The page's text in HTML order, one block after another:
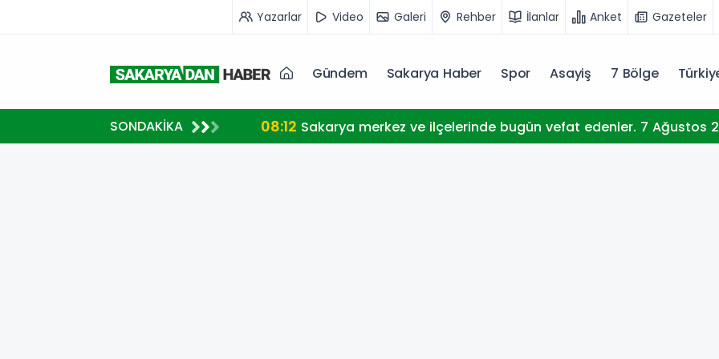
Yazarlar Video Galeri Rehber İlanlar Anket Gazeteler
Gündem Sakarya Haber Spor Asayiş 7 Bölge
SONDAKİKA 08:12 Sakarya merkez ve ilçelerinde bugün vefat edenler. 7 Ağustos